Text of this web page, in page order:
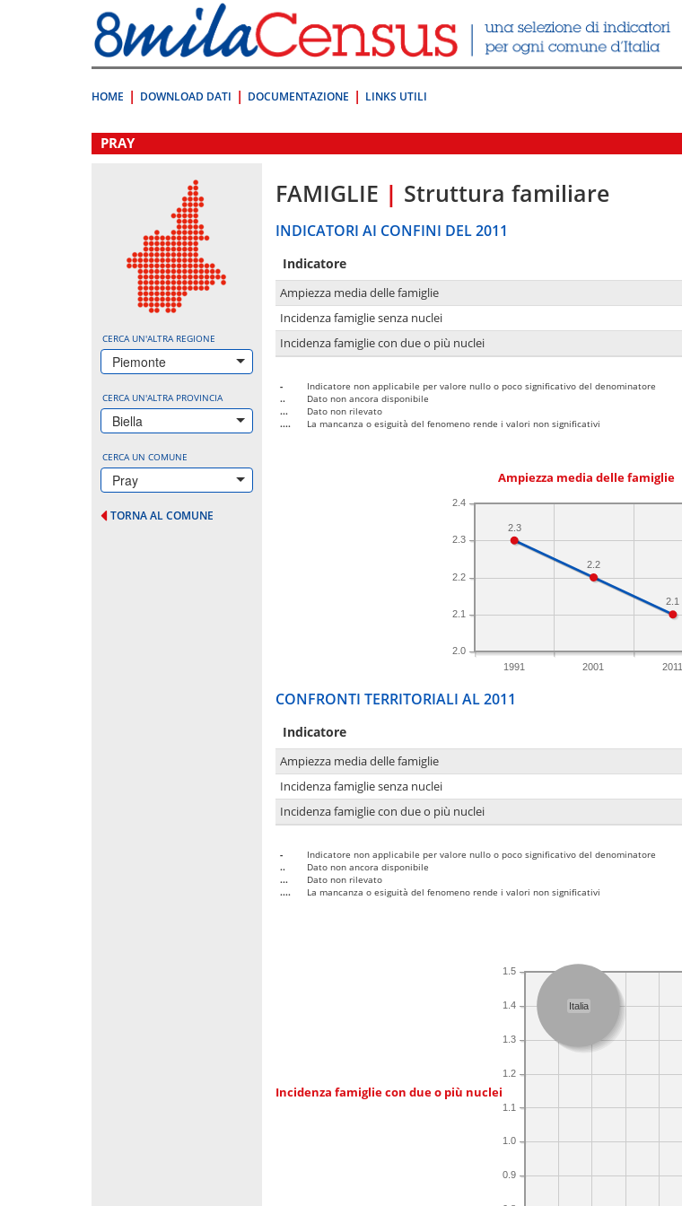
direttamente
a:
Contenuto
HOME DOWNLOAD DATI DOCUMENTAZIONE LINKS UTILI
.
PRAY
CERCA UN'ALTRA REGIONE
Piemonte
CERCA UN'ALTRA PROVINCIA
Biella
CERCA UN COMUNE
Pray
TORNA AL COMUNE
FAMIGLIE | Struttura familiare
INDICATORI AI CONFINI DEL 2011
Indicatore
Ampiezza media delle famiglie
Incidenza famiglie senza nuclei
Incidenza famiglie con due o più nuclei
-
Indicatore non applicabile per valore nullo o poco significativo del denominatore
..
Dato non ancora disponibile
...
Dato non rilevato
....
La mancanza o esiguità del fenomeno rende i valori non significativi
Ampiezza media delle famiglie
1991 2001 2011
2.0
2.1
2.2
2.3
2.4
2.1
2.2
2.3
CONFRONTI TERRITORIALI AL 2011
Indicatore
Ampiezza media delle famiglie
Incidenza famiglie senza nuclei
Incidenza famiglie con due o più nuclei
-
Indicatore non applicabile per valore nullo o poco significativo del denominatore
..
Dato non ancora disponibile
...
Dato non rilevato
....
La mancanza o esiguità del fenomeno rende i valori non significativi
Incidenza famiglie con due o più nuclei
0.9
1.0
1.1
1.2
1.3
1.4
1.5
Italia